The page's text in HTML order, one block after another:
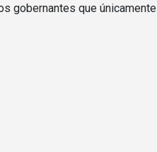
gobernantes que